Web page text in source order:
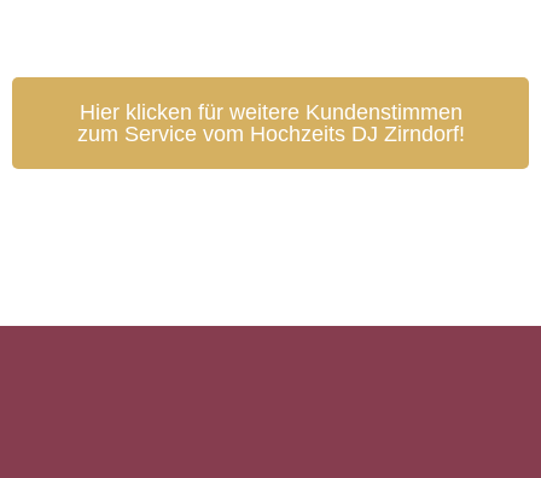
Hier klicken für weitere Kundenstimmen
zum Service vom Hochzeits DJ Zirndorf!